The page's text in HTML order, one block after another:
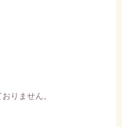
りません。